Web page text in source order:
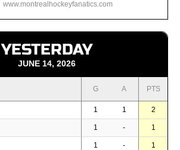
www.montrealhockeyfanatics.com
YESTERDAY
JUNE 14, 2026
G A PTS
1 1 2
1 - 1
1 - 1